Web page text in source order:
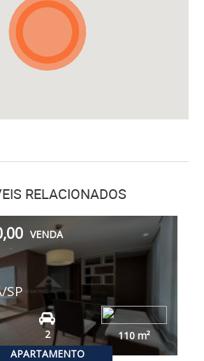
RELACIONADOS
APARTAMENTO
VENDA
SP
2 110m²